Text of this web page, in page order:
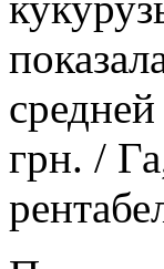
грн. /